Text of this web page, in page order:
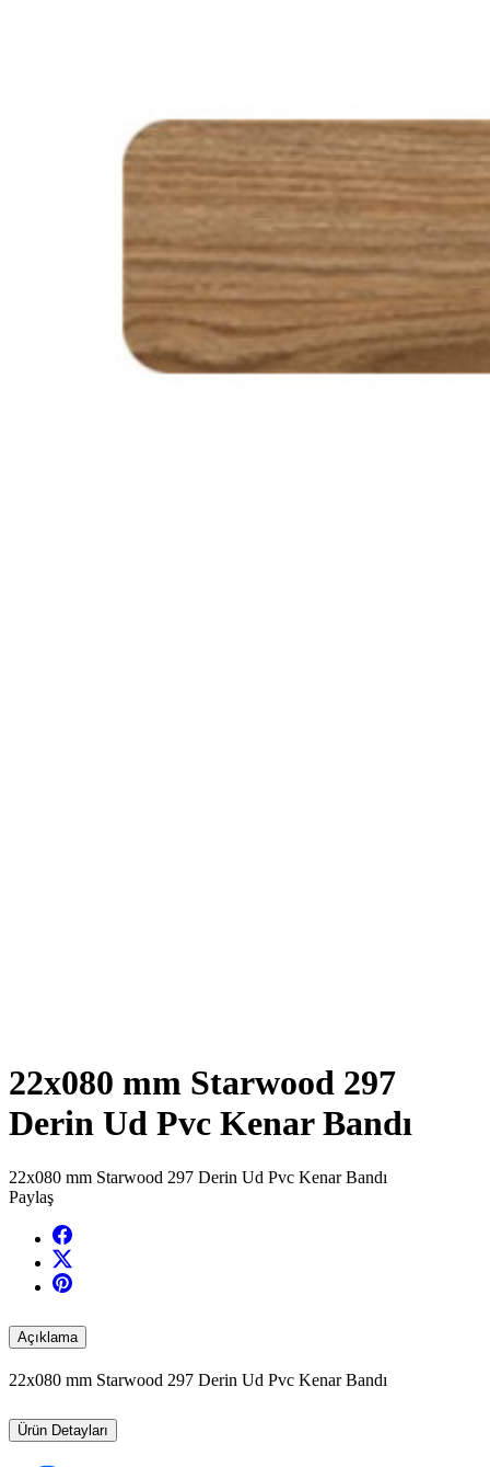
22x080 mm Starwood 297
Derin Ud Pvc Kenar Bandı
22x080 mm Starwood 297 Derin Ud Pvc Kenar Bandı
Paylaş
Açıklama
22x080 mm Starwood 297 Derin Ud Pvc Kenar Bandı
Ürün Detayları